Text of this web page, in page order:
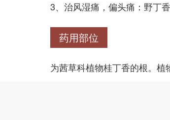
3、治风湿痛，偏头痛：野丁
药用部位
为茜草科植物桂丁香的根。植